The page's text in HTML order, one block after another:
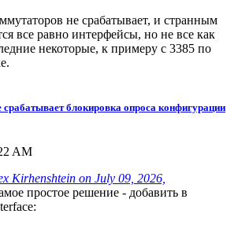
не срабатывает, и странным
все равно интерфейсы, но не все как
некоторые, к примеру с 3385 по
срабатывает блокировка опроса конфигурации
AM
Kirhenshtein on July 09, 2026,
простое решение - добавить в